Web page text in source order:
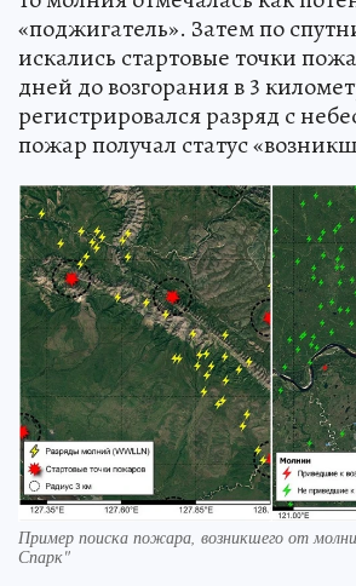
«поджигатель». Затем по
искались стартовые точки
дней до возгорания в 3
регистрировался разряд с
пожар получал статус
Пример поиска пожара, возникшего от
Спарк"